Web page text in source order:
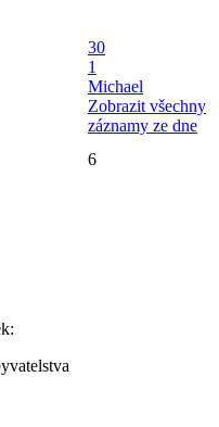
30
1
Michael
Zobrazit všechny
záznamy ze dne
6